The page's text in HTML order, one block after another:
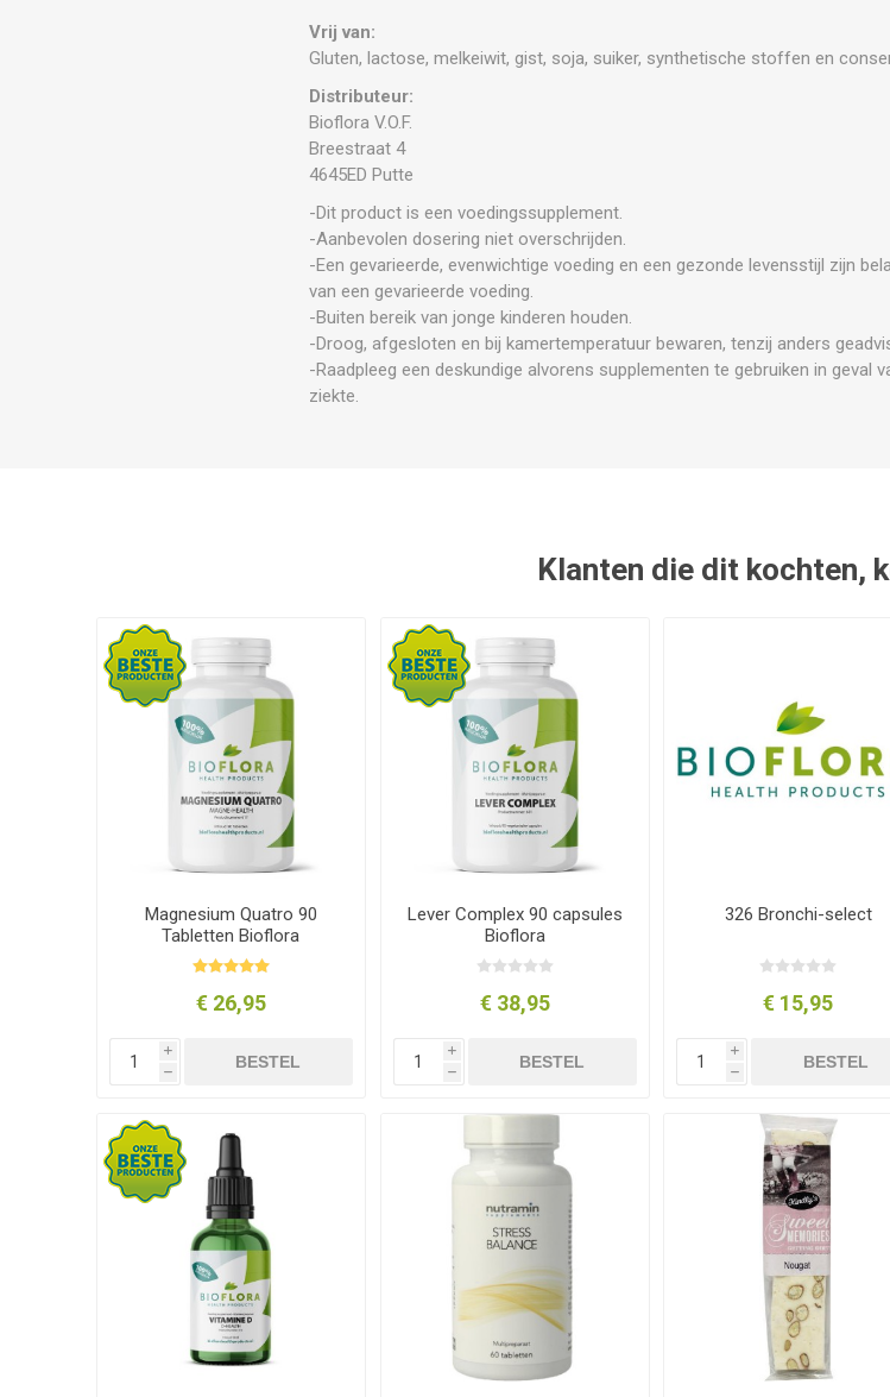
Vrij van:
Gluten, lactose, melkeiwit, gist, soja, suiker, synthetische stoffen en
Distributeur:
Bioflora V.O.F.
Breestraat 4
4645ED Putte
-Dit product is een voedingssupplement.
-Aanbevolen dosering niet overschrijden.
-Een gevarieerde, evenwichtige voeding en een gezonde levensstijl zijn
van een gevarieerde voeding.
-Buiten bereik van jonge kinderen houden.
-Droog, afgesloten en bij kamertemperatuur bewaren, tenzij anders
-Raadpleeg een deskundige alvorens supplementen te gebruiken in geval
ziekte.
Klanten die dit kochten,
Magnesium Quatro 90
Tabletten Bioflora
€ 26,95
i
h
BESTEL
Lever Complex 90 capsules
Bioflora
€ 38,95
i
h
BESTEL
326 Bronchi-select
€ 15,95
i
h
BESTEL